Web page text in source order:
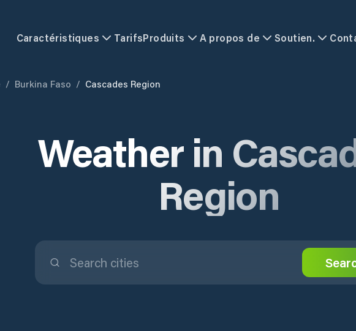
Caractéristiques TarifsProduits A propos de Soutien.
/ Burkina Faso / Cascades Region
Weather in
Region